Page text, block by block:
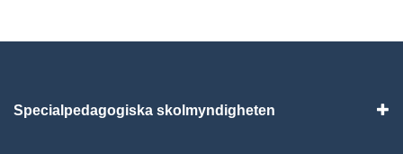
Specialpedagogiska skolmyndigheten